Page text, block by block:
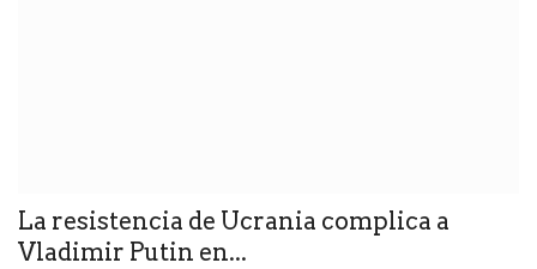
La resistencia de Ucrania complica a
Vladimir Putin en...